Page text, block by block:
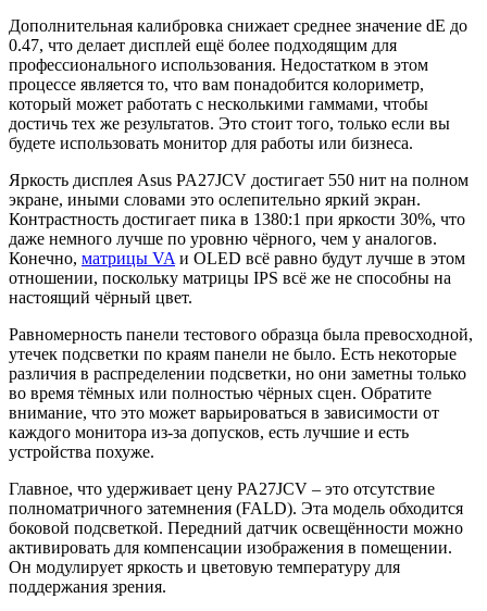
Дополнительная калибровка снижает среднее значение dE до
0.47, что делает дисплей ещё более подходящим для
профессионального использования. Недостатком в этом
процессе является то, что вам понадобится колориметр,
который может работать с несколькими гаммами, чтобы
достичь тех же результатов. Это стоит того, только если вы
будете использовать монитор для работы или бизнеса.
Яркость дисплея Asus PA27JCV достигает 550 нит на полном
экране, иными словами это ослепительно яркий экран.
Контрастность достигает пика в 1380:1 при яркости 30%, что
даже немного лучше по уровню чёрного, чем у аналогов.
Конечно, матрицы VA и OLED всё равно будут лучше в этом
отношении, поскольку матрицы IPS всё же не способны на
настоящий чёрный цвет.
Равномерность панели тестового образца была превосходной,
утечек подсветки по краям панели не было. Есть некоторые
различия в распределении подсветки, но они заметны только
во время тёмных или полностью чёрных сцен. Обратите
внимание, что это может варьироваться в зависимости от
каждого монитора из-за допусков, есть лучшие и есть
устройства похуже.
Главное, что удерживает цену PA27JCV – это отсутствие
полноматричного затемнения (FALD). Эта модель обходится
боковой подсветкой. Передний датчик освещённости можно
активировать для компенсации изображения в помещении.
Он модулирует яркость и цветовую температуру для
поддержания зрения.